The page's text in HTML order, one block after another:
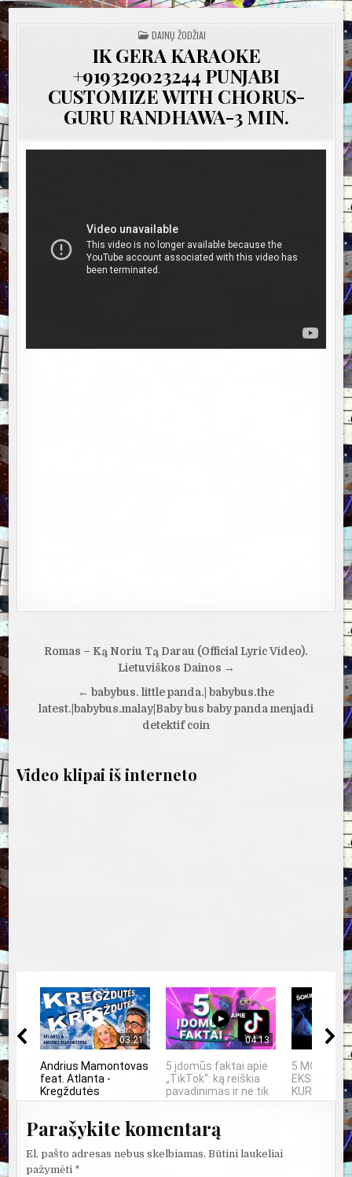
POSTED
IN
DAINŲ ŽODŽIAI
IK GERA KARAOKE
+919329023244 PUNJABI
CUSTOMIZE WITH CHORUS-
GURU RANDHAWA-3 MIN.
Navigacija
įrašų
Romas – Ką Noriu Tą Darau (Official Lyric Video).
Lietuviškos Dainos →
← babybus. little panda.| babybus.the
latest.|babybus.malay|Baby bus baby panda menjadi
detektif coin
Video klipai iš interneto
03:21
Andrius Mamontovas
feat. Atlanta -
Kregždutės
04:13
5 įdomūs faktai apie
„TikTok“: ką reiškia
pavadinimas ir ne tik
5
KURIE
Parašykite komentarą
El. pašto adresas nebus skelbiamas. Būtini laukeliai
pažymėti *